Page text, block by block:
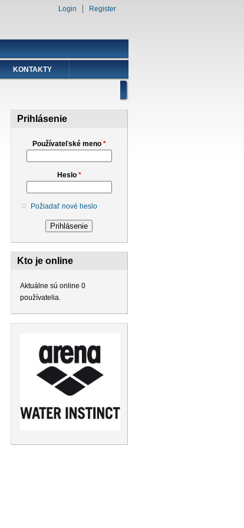
Login Register
KONTAKTY
Prihlásenie
Používateľské meno *
Heslo *
Požiadať nové heslo
Kto je online
Aktuálne sú online 0
používatelia.